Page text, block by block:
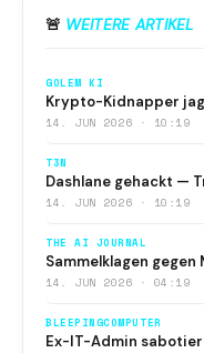
🚨 WEITERE ARTIKEL
GOLEM KI
Krypto-Kidnapper
14. JUN 2026 · 10:19
T3N
Dashlane gehackt —
14. JUN 2026 · 10:19
THE AI JOURNAL
Sammelklagen
14. JUN 2026 · 04:19
BLEEPINGCOMPUTER
Ex-IT-Admin